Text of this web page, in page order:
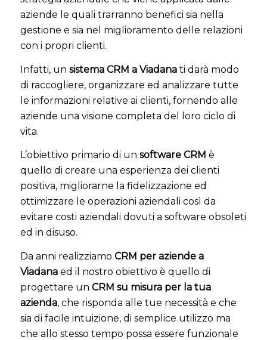
aziende le quali trarranno benefici sia nella
gestione e sia nel miglioramento delle relazioni
con i propri clienti.
Infatti, un sistema CRM a Viadana ti darà modo
di raccogliere, organizzare ed analizzare tutte
le informazioni relative ai clienti, fornendo alle
aziende una visione completa del loro ciclo di
vita.
L’obiettivo primario di un software CRM è
quello di creare una esperienza dei clienti
positiva, migliorarne la fidelizzazione ed
ottimizzare le operazioni aziendali così da
evitare costi aziendali dovuti a software obsoleti
ed in disuso.
Da anni realizziamo CRM per aziende a
Viadana ed il nostro obiettivo è quello di
progettare un CRM su misura per la tua
azienda, che risponda alle tue necessità e che
sia di facile intuizione, di semplice utilizzo ma
che allo stesso tempo possa essere funzionale